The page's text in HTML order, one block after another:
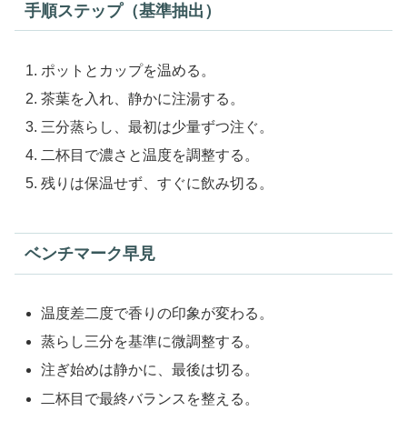
手順ステップ（基準抽出）
ポットとカップを温める。
茶葉を入れ、静かに注湯する。
三分蒸らし、最初は少量ずつ注ぐ。
二杯目で濃さと温度を調整する。
残りは保温せず、すぐに飲み切る。
ベンチマーク早見
温度差二度で香りの印象が変わる。
蒸らし三分を基準に微調整する。
注ぎ始めは静かに、最後は切る。
二杯目で最終バランスを整える。